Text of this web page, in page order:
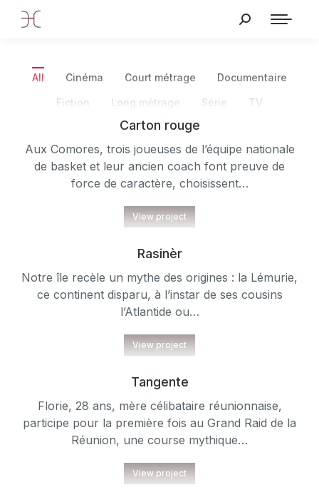
All Cinéma Court métrage Documentaire
Fiction Long métrage Série TV
Carton rouge
Aux Comores, trois joueuses de l’équipe nationale
de basket et leur ancien coach font preuve de
force de caractère, choisissent…
View project
Rasinèr
Notre île recèle un mythe des origines : la Lémurie,
ce continent disparu, à l’instar de ses cousins
l’Atlantide ou…
View project
Tangente
Florie, 28 ans, mère célibataire réunionnaise,
participe pour la première fois au Grand Raid de la
Réunion, une course mythique…
View project